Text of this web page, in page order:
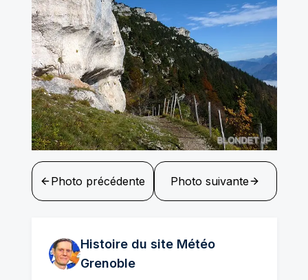
Photo précédente Photo suivante
Histoire du site Météo
Grenoble